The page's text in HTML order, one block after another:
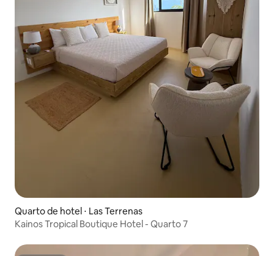
Quarto de hotel ⋅ Las Terrenas
Kainos Tropical Boutique Hotel - Quarto 7